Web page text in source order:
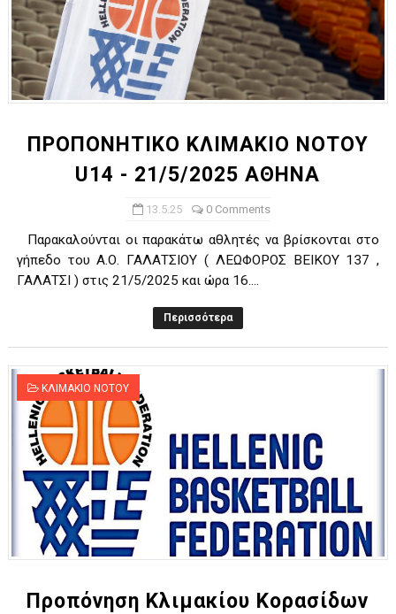
ΠΡΟΠΟΝΗΤΙΚΟ ΚΛΙΜΑΚΙΟ ΝΟΤΟΥ
U14 - 21/5/2025 ΑΘΗΝΑ
13.5.25 0 Comments
Παρακαλούνται οι παρακάτω αθλητές να βρίσκονται στο
γήπεδο του Α.Ο. ΓΑΛΑΤΣΙΟΥ ( ΛΕΩΦΟΡΟΣ ΒΕΙΚΟΥ 137 ,
ΓΑΛΑΤΣΙ ) στις 21/5/2025 και ώρα 16....
Περισσότερα
ΚΛΙΜΑΚΙΟ ΝΟΤΟΥ
Προπόνηση Κλιμακίου Κορασίδων